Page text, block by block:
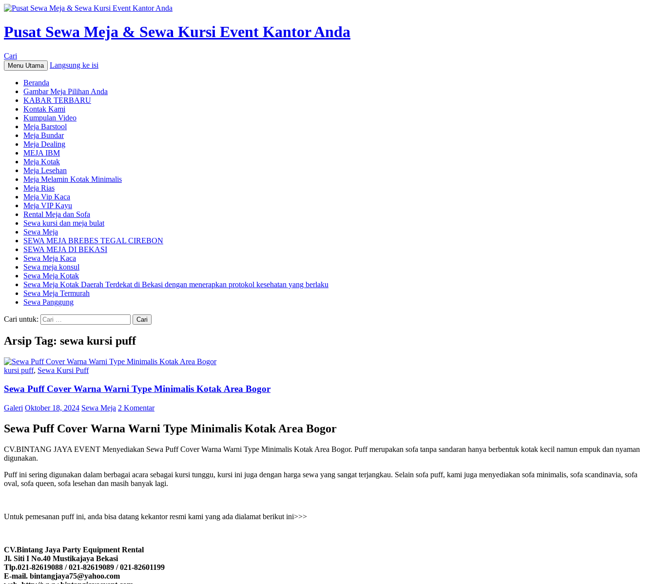
Pusat Sewa Meja & Sewa Kursi Event Kantor Anda
Cari
Menu Utama Langsung ke isi
Beranda
Gambar Meja Pilihan Anda
KABAR TERBARU
Kontak Kami
Kumpulan Video
Meja Barstool
Meja Bundar
Meja Dealing
MEJA IBM
Meja Kotak
Meja Lesehan
Meja Melamin Kotak Minimalis
Meja Rias
Meja Vip Kaca
Meja VIP Kayu
Rental Meja dan Sofa
Sewa kursi dan meja bulat
Sewa Meja
SEWA MEJA BREBES TEGAL CIREBON
SEWA MEJA DI BEKASI
Sewa Meja Kaca
Sewa meja konsul
Sewa Meja Kotak
Sewa Meja Kotak Daerah Terdekat di Bekasi dengan menerapkan protokol kesehatan yang berlaku
Sewa Meja Termurah
Sewa Panggung
Cari untuk:
Arsip Tag: sewa kursi puff
kursi puff, Sewa Kursi Puff
Sewa Puff Cover Warna Warni Type Minimalis Kotak Area Bogor
Galeri Oktober 18, 2024 Sewa Meja 2 Komentar
Sewa Puff Cover Warna Warni Type Minimalis Kotak Area Bogor
CV.BINTANG JAYA EVENT Menyediakan Sewa Puff Cover Warna Warni Type Minimalis Kotak Area Bogor. Puff merupakan sofa tanpa sandaran hanya berbentuk kotak kecil namun empuk dan nyaman
digunakan.
Puff ini sering digunakan dalam berbagai acara sebagai kursi tunggu, kursi ini juga dengan harga sewa yang sangat terjangkau. Selain sofa puff, kami juga menyediakan sofa minimalis, sofa scandinavia, sofa
oval, sofa queen, sofa lesehan dan masih banyak lagi.
Untuk pemesanan puff ini, anda bisa datang kekantor resmi kami yang ada dialamat berikut ini>>>
CV.Bintang Jaya Party Equipment Rental
Jl. Siti I No.40 Mustikajaya Bekasi
Tlp.021-82619088 / 021-82619089 / 021-82601199
E-mail. bintangjaya75@yahoo.com